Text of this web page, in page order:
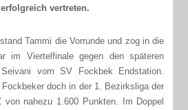
vertreten.
Tammi die Vorrunde und zog in die
im Viertelfinale gegen den späteren
vom SV Fockbek Endstation.
doch in der 1. Bezirksliga der
von nahezu 1.600 Punkten. Im Doppel